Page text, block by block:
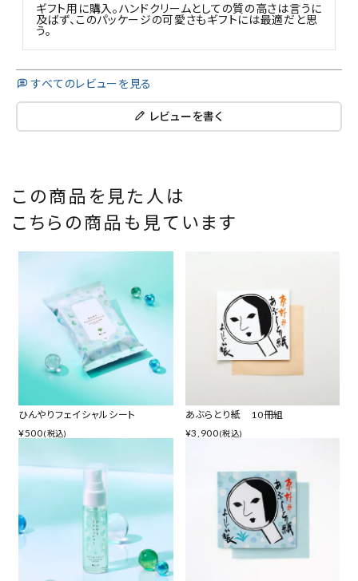
ギフト用に購入。ハンドクリームとしての質の高さは言うに
及ばず、このパッケージの可愛さもギフトには最適だと思
う。
すべてのレビューを見る
レビューを書く
この商品を見た人は
こちらの商品も見ています
ひんやりフェイシャルシート
¥500(税込)
あぶらとり紙 10冊組
¥3,900(税込)